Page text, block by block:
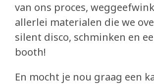
van ons proces,
allerlei materialen die we
silent disco, schminken en
booth!
En mocht je nou graag een